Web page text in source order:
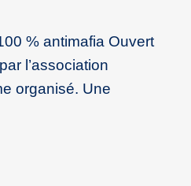
% antimafia Ouvert
l’association
organisé. Une